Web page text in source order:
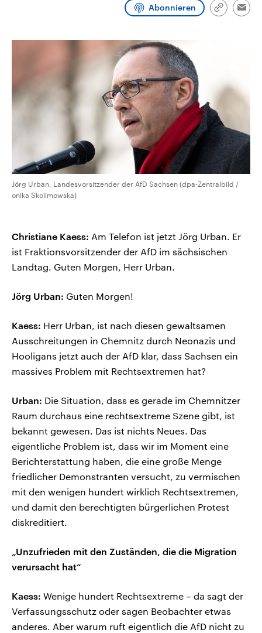
Abonnieren
Link
Jörg Urban, Landesvorsitzender der AfD Sachsen (dpa-Zentralbild /
onika Skolimowska)
Christiane Kaess: Am Telefon ist jetzt Jörg Urban. Er
ist Fraktionsvorsitzender der AfD im sächsischen
Landtag. Guten Morgen, Herr Urban.
Jörg Urban: Guten Morgen!
Kaess: Herr Urban, ist nach diesen gewaltsamen
Ausschreitungen in Chemnitz durch Neonazis und
Hooligans jetzt auch der AfD klar, dass Sachsen ein
massives Problem mit Rechtsextremen hat?
Urban: Die Situation, dass es gerade im Chemnitzer
Raum durchaus eine rechtsextreme Szene gibt, ist
bekannt gewesen. Das ist nichts Neues. Das
eigentliche Problem ist, dass wir im Moment eine
Berichterstattung haben, die eine große Menge
friedlicher Demonstranten versucht, zu vermischen
mit den wenigen hundert wirklich Rechtsextremen,
und damit den berechtigten bürgerlichen Protest
diskreditiert.
„Unzufrieden mit den Zuständen, die die Migration
verursacht hat“
Kaess: Wenige hundert Rechtsextreme – da sagt der
Verfassungsschutz oder sagen Beobachter etwas
anderes. Aber warum ruft eigentlich die AfD nicht zu